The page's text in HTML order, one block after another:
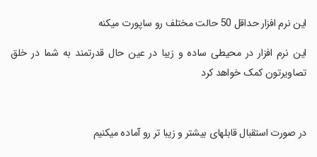
‏این نرم افزار حداقل 50 حالت مختلف رو ساپورت میکنه
‏این نرم افزار در محیطی ساده و زیبا در عین حال قدرتمند به شما در خلق
تصاویرتون کمک خواهد کرد
‏در صورت استقبال قابلهای بیشتر و زیبا تر رو آماده میکنیم